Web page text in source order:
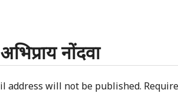
नोंदवा
address will not be published.